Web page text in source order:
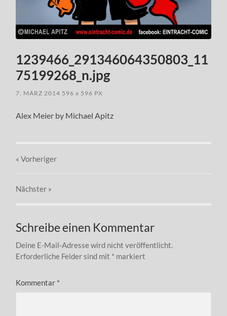
1239466_291346064350803_11
75199268_n.jpg
7. MÄRZ 2014 596x 596 PX
Alex Meier by Michael Apitz
« Vorheriger
Nächster »
Schreibe einen Kommentar
Deine E-Mail-Adresse wird nicht veröffentlicht.
Erforderliche Felder sind mit * markiert
Kommentar *